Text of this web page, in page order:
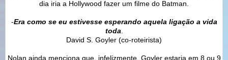
dia iria a Hollywood fazer um filme do Batman.
-Era como se eu estivesse esperando aquela ligação a vida
toda
David S. Goyler (co-roteirista)
Nolan ainda menciona que, infelizmente, Goyler estaria em 8 ou 9